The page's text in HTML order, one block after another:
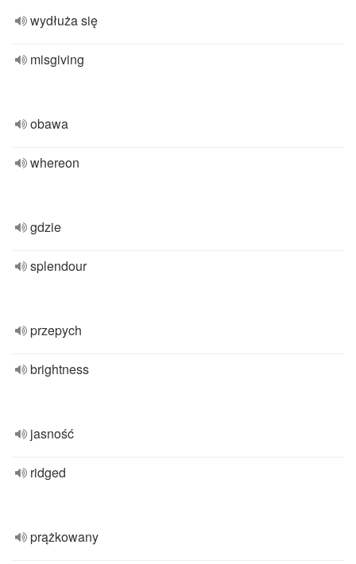
wydłuża się
misgiving
obawa
whereon
gdzie
splendour
przepych
brightness
jasność
ridged
prążkowany